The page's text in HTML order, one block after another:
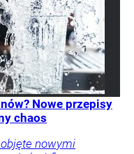
Nowe przepisy
chaos
nowymi